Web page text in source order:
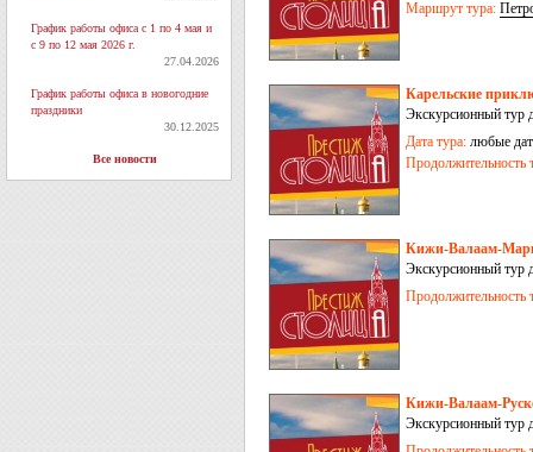
График работы офиса с 1 по 4 мая и
с 9 по 12 мая 2026 г.
27.04.2026
График работы офиса в новогодние
праздники
30.12.2025
Все новости
Маршрут тура:
Карельские
Экскурсионный тур
Дата тура: любые
Продолжительность
Кижи-Валаам-
Экскурсионный тур
Продолжительность
Кижи-Валаам-
Экскурсионный тур
– Валаам +